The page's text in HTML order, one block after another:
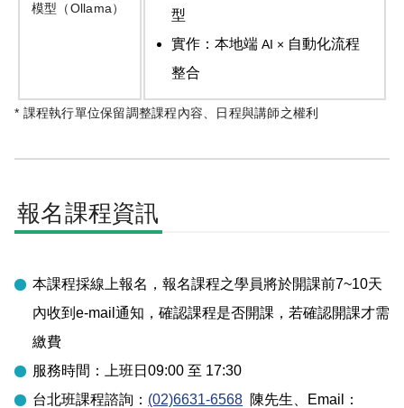
模型（Ollama）
型
實作：本地端AI × 自動化流程
整合
* 課程執行單位保留調整課程內容、日程與講師之權利
報名課程資訊
本課程採線上報名，報名課程之學員將於開課前7~10天
內收到e-mail通知，確認課程是否開課，若確認開課才需
繳費
服務時間：上班日09:00 至 17:30
台北班課程諮詢： (02)6631-6568 陳先生 、Email：